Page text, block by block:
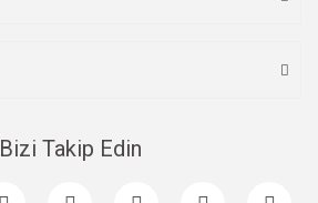
Bizi Takip Edin